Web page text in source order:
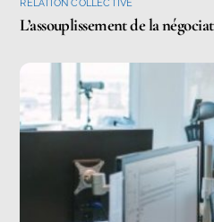
RELATION COLLECTIVE
L’assouplissement de la